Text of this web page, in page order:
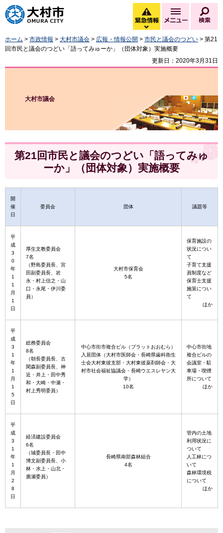
大村市
緊急情報
緊急情報を開く
メニュー
ホーム > 市政情報 > 大村市議会 > 広報・情報公開 > 市民と議会のつどい > 第21
回市民と議会のつどい「語ってみゅーか」（団体対象）実施概要
更新日：2020年3月31日
大村市議会
第21回市民と議会のつどい「語ってみゅ
ーか」（団体対象）実施概要
開
催
日
委員会 団体 議題等
平
成
3
0
年
1
1
月
1
日
厚生文教委員会
7名
（野島委員長、宮
田副委員長、岩
永・村上信之・山
口・永尾・伊川委
員）
大村市保育会
5名
保育施設の
状況につい
て
子育て支援
員制度など
保育士支援
施策につい
て
ほか
平
成
3
1
年
1
月
1
5
日
総務委員会
8名
（朝長委員長、古
閑森副委員長、神
近・井上・田中秀
和・大崎・中瀬・
村上秀明委員）
中心市街市複合ビル（プラットおおむら）
入居団体（大村市医師会・長崎県歯科衛生
士会大村東彼支部・大村東彼薬剤師会・大
村市社会福祉協議会・長崎ウエスレヤン大
学）
10名
中心市街地
複合ビルの
会議室・駐
車場・喫煙
所について
ほか
平
成
3
1
年
1
月
2
8
日
経済建設委員会
6名
（城委員長・田中
博文副委員長、小
林・水上・山北・
廣瀬委員）
長崎県南部森林組合
4名
管内の土地
利用状況に
ついて
人工林につ
いて
森林環境税
について
ほか